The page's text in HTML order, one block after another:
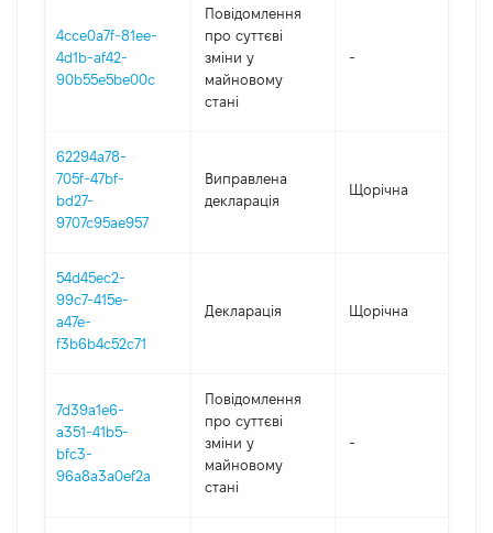
4cce0a7f-81ee-
4d1b-af42-
90b55e5be00c
Повідомлення
про суттєві
зміни y
майновому
стані
-
62294a78-
705f-47bf-
bd27-
9707c95ae957
Виправлена
декларація
Щорічна
54d45ec2-
99c7-415e-
a47e-
f3b6b4c52c71
Декларація Щорічна
7d39a1e6-
a351-41b5-
bfc3-
96a8a3a0ef2a
Повідомлення
про суттєві
зміни y
майновому
стані
-